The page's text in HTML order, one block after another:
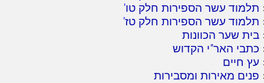
תלמוד עשר הספירות חלק טו'
תלמוד עשר הספירות חלק טז'
בית שער הכוונות
כתבי האר"י הקדוש
עץ חיים
פנים מאירות ומסבירות